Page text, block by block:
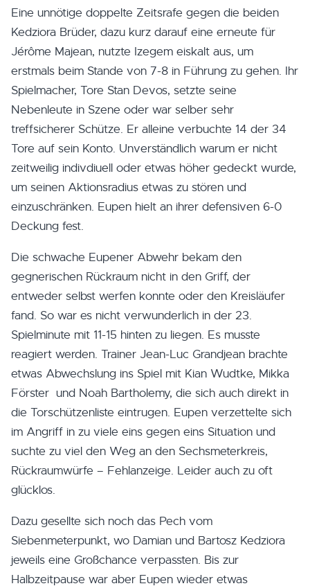
Eine unnötige doppelte Zeitsrafe gegen die beiden
Kedziora Brüder, dazu kurz darauf eine erneute für
Jérôme Majean, nutzte Izegem eiskalt aus, um
erstmals beim Stande von 7-8 in Führung zu gehen. Ihr
Spielmacher, Tore Stan Devos, setzte seine
Nebenleute in Szene oder war selber sehr
treffsicherer Schütze. Er alleine verbuchte 14 der 34
Tore auf sein Konto. Unverständlich warum er nicht
zeitweilig indivdiuell oder etwas höher gedeckt wurde,
um seinen Aktionsradius etwas zu stören und
einzuschränken. Eupen hielt an ihrer defensiven 6-0
Deckung fest.
Die schwache Eupener Abwehr bekam den
gegnerischen Rückraum nicht in den Griff, der
entweder selbst werfen konnte oder den Kreisläufer
fand. So war es nicht verwunderlich in der 23.
Spielminute mit 11-15 hinten zu liegen. Es musste
reagiert werden. Trainer Jean-Luc Grandjean brachte
etwas Abwechslung ins Spiel mit Kian Wudtke, Mikka
Förster und Noah Bartholemy, die sich auch direkt in
die Torschützenliste eintrugen. Eupen verzettelte sich
im Angriff in zu viele eins gegen eins Situation und
suchte zu viel den Weg an den Sechsmeterkreis,
Rückraumwürfe – Fehlanzeige. Leider auch zu oft
glücklos.
Dazu gesellte sich noch das Pech vom
Siebenmeterpunkt, wo Damian und Bartosz Kedziora
jeweils eine Großchance verpassten. Bis zur
Halbzeitpause war aber Eupen wieder etwas